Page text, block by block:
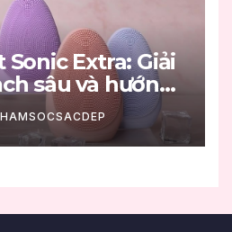
Extra: Giải
sâu và hướng
đúng chuẩn